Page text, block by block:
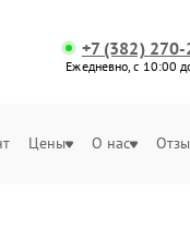
+7 (382)
Ежедневно, с 10:00
Цены О нас